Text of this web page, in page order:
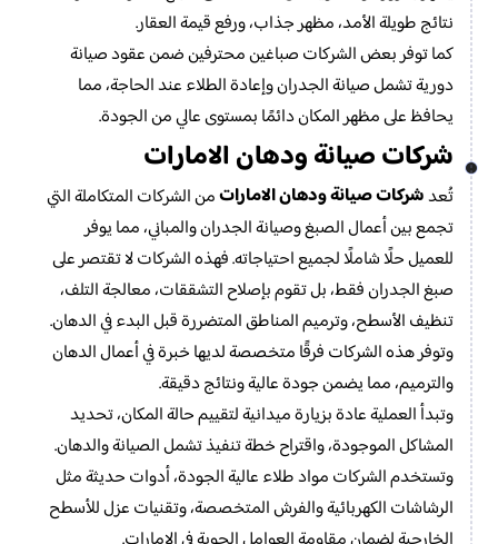
نتائج طويلة الأمد، مظهر جذاب، ورفع قيمة العقار.
كما توفر بعض الشركات صباغين محترفين ضمن عقود صيانة
دورية تشمل صيانة الجدران وإعادة الطلاء عند الحاجة، مما
يحافظ على مظهر المكان دائمًا بمستوى عالي من الجودة.
شركات صيانة ودهان الامارات
تُعدشركات صيانة ودهان الاماراتمن الشركات المتكاملة التي
تجمع بين أعمال الصبغ وصيانة الجدران والمباني، مما يوفر
للعميل حلًا شاملًا لجميع احتياجاته. فهذه الشركات لا تقتصر على
صبغ الجدران فقط، بل تقوم بإصلاح التشققات، معالجة التلف،
تنظيف الأسطح، وترميم المناطق المتضررة قبل البدء في الدهان.
وتوفر هذه الشركات فرقًا متخصصة لديها خبرة في أعمال الدهان
والترميم، مما يضمن جودة عالية ونتائج دقيقة.
وتبدأ العملية عادة بزيارة ميدانية لتقييم حالة المكان، تحديد
المشاكل الموجودة، واقتراح خطة تنفيذ تشمل الصيانة والدهان.
وتستخدم الشركات مواد طلاء عالية الجودة، أدوات حديثة مثل
الرشاشات الكهربائية والفرش المتخصصة، وتقنيات عزل للأسطح